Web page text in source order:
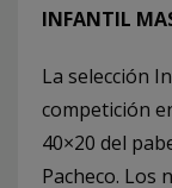
INFANTIL
La selección
competición
40×20 del
Pacheco. Los